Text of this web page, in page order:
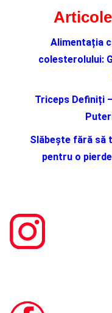
Alimentația
colesterolului:
Triceps Definiți
Slăbește fără să
pentru o